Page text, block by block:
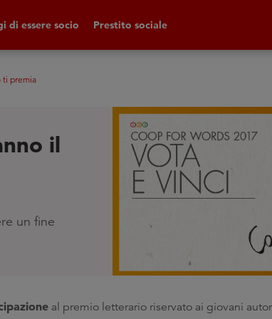
di essere socio Prestito sociale
ti premia
il
un fine
al premio letterario riservato ai giovani